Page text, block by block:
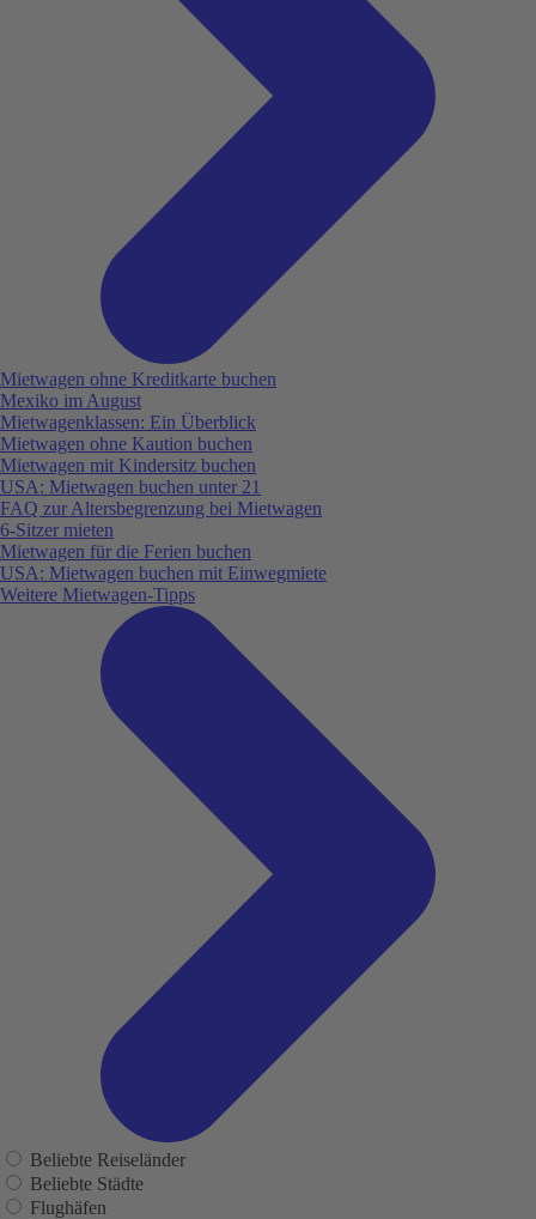
Mietwagen ohne Kreditkarte buchen
Mexiko im August
Mietwagenklassen: Ein Überblick
Mietwagen ohne Kaution buchen
Mietwagen mit Kindersitz buchen
USA: Mietwagen buchen unter 21
FAQ zur Altersbegrenzung bei Mietwagen
6-Sitzer mieten
Mietwagen für die Ferien buchen
USA: Mietwagen buchen mit Einwegmiete
Weitere Mietwagen-Tipps
Beliebte Reiseländer
Beliebte Städte
Flughäfen